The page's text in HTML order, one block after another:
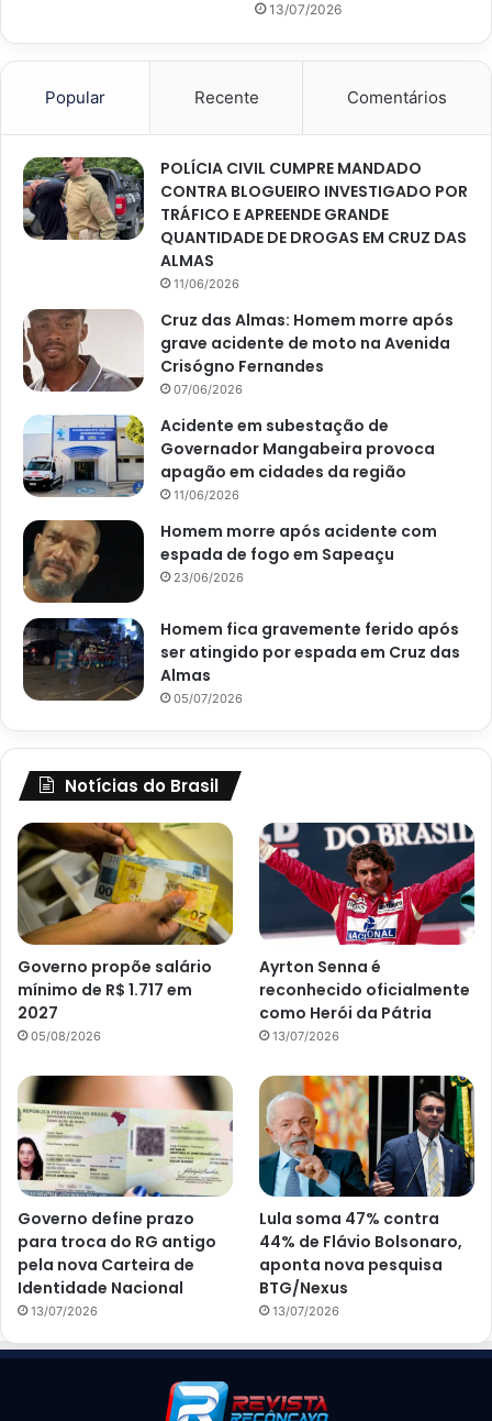
13/07/2026
Popular Recente Comentários
POLÍCIA CIVIL CUMPRE MANDADO
CONTRA BLOGUEIRO INVESTIGADO POR
TRÁFICO E APREENDE GRANDE
QUANTIDADE DE DROGAS EM CRUZ DAS
ALMAS
11/06/2026
Cruz das Almas: Homem morre após
grave acidente de moto na Avenida
Crisógno Fernandes
07/06/2026
Acidente em subestação de
Governador Mangabeira provoca
apagão em cidades da região
11/06/2026
Homem morre após acidente com
espada de fogo em Sapeaçu
23/06/2026
Homem fica gravemente ferido após
ser atingido por espada em Cruz das
Almas
05/07/2026
Notícias do Brasil
Governo propõe salário
mínimo de R$ 1.717 em
2027
05/08/2026
Ayrton Senna é
reconhecido oficialmente
como Herói da Pátria
13/07/2026
Governo define prazo
para troca do RG antigo
pela nova Carteira de
Identidade Nacional
13/07/2026
Lula soma 47% contra
44% de Flávio Bolsonaro,
aponta nova pesquisa
BTG/Nexus
13/07/2026